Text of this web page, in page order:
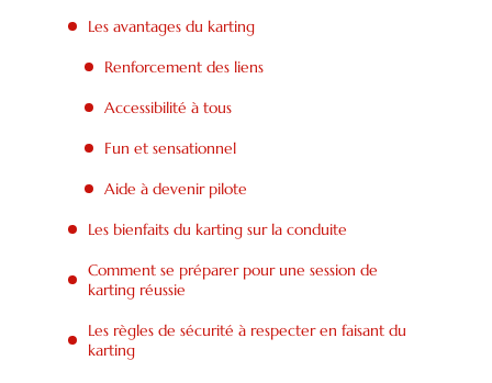
Les avantages du karting
Renforcement des liens
Accessibilité à tous
Fun et sensationnel
Aide à devenir pilote
Les bienfaits du karting sur la conduite
Comment se préparer pour une session de
karting réussie
Les règles de sécurité à respecter en faisant du
karting